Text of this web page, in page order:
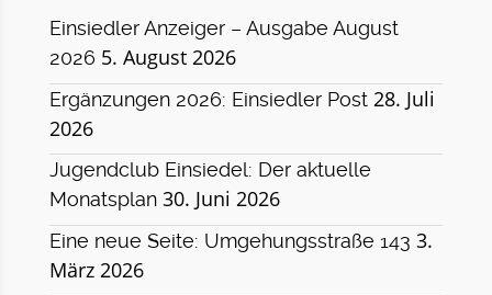
Einsiedler Anzeiger – Ausgabe August
2026 5. August 2026
Ergänzungen 2026: Einsiedler Post 28. Juli
2026
Jugendclub Einsiedel: Der aktuelle
Monatsplan 30. Juni 2026
Eine neue Seite: Umgehungsstraße 143 3.
März 2026